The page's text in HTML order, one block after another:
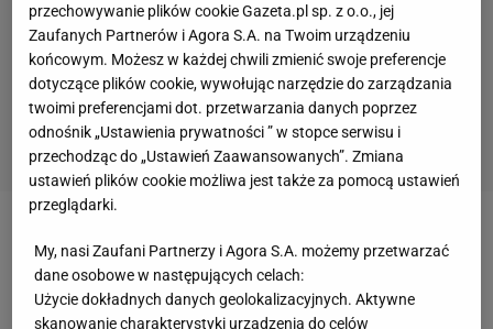
Zobacz wideo Wojciech Szczęsny zostanie
zawieszony? Włoski dziennikarz ujawnia
przechowywanie plików cookie Gazeta.pl sp. z o.o., jej
Zaufanych Partnerów i Agora S.A. na Twoim urządzeniu
końcowym. Możesz w każdej chwili zmienić swoje preferencje
dotyczące plików cookie, wywołując narzędzie do zarządzania
twoimi preferencjami dot. przetwarzania danych poprzez
odnośnik „Ustawienia prywatności ” w stopce serwisu i
przechodząc do „Ustawień Zaawansowanych”. Zmiana
ustawień plików cookie możliwa jest także za pomocą ustawień
przeglądarki.
My, nasi Zaufani Partnerzy i Agora S.A. możemy przetwarzać
dane osobowe w następujących celach:
Użycie dokładnych danych geolokalizacyjnych. Aktywne
skanowanie charakterystyki urządzenia do celów